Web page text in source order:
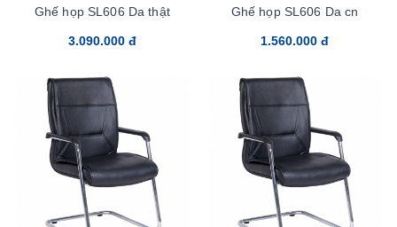
Ghế họp SL606 Da thật
3.090.000 đ
Ghế họp SL606 Da cn
1.560.000 đ